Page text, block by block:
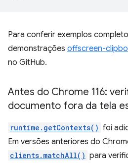
Para conferir exemplos
demonstrações offscreen-
no GitHub.
Antes do Chrome 116:
documento fora da tela
runtime.getContexts() foi
Em versões anteriores do
clients.matchAll() para